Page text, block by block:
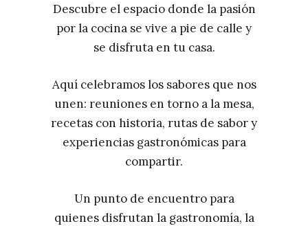
Descubre el espacio donde la pasión
por la cocina se vive a pie de calle y
se disfruta en tu casa.
Aquí celebramos los sabores que nos
unen: reuniones en torno a la mesa,
recetas con historia, rutas de sabor y
experiencias gastronómicas para
compartir.
Un punto de encuentro para
quienes disfrutan la gastronomía, la